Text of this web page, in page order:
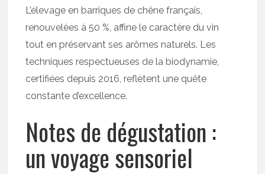
L’élevage en barriques de chêne français,
renouvelées à 50 %, affine le caractère du vin
tout en préservant ses arômes naturels. Les
techniques respectueuses de la biodynamie,
certifiées depuis 2016, reflètent une quête
constante d’excellence.
Notes de dégustation :
un voyage sensoriel